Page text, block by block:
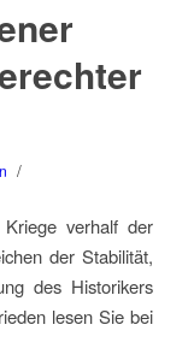
/
verhalf der
der Stabilität,
des Historikers
lesen Sie bei